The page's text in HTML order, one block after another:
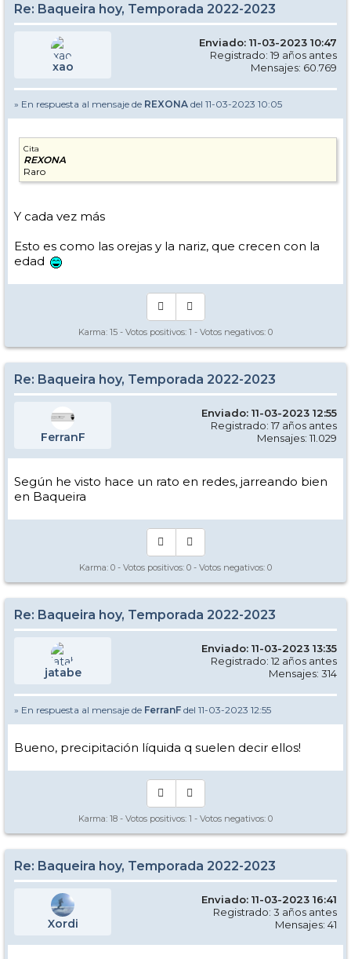
Re: Baqueira hoy, Temporada 2022-2023
xao
Enviado: 11-03-2023 10:47
Registrado: 19 años antes
Mensajes: 60.769
» En respuesta al mensaje de REXONA del 11-03-2023 10:05
Cita
REXONA
Raro
Y cada vez más
Esto es como las orejas y la nariz, que crecen con la
edad
Karma: 15 - Votos positivos: 1 - Votos negativos: 0
Re: Baqueira hoy, Temporada 2022-2023
FerranF
Enviado: 11-03-2023 12:55
Registrado: 17 años antes
Mensajes: 11.029
Según he visto hace un rato en redes, jarreando bien
en Baqueira
Karma: 0 - Votos positivos: 0 - Votos negativos: 0
Re: Baqueira hoy, Temporada 2022-2023
jatabe
Enviado: 11-03-2023 13:35
Registrado: 12 años antes
Mensajes: 314
» En respuesta al mensaje de FerranF del 11-03-2023 12:55
Bueno, precipitación líquida q suelen decir ellos!
Karma: 18 - Votos positivos: 1 - Votos negativos: 0
Re: Baqueira hoy, Temporada 2022-2023
Xordi
Enviado: 11-03-2023 16:41
Registrado: 3 años antes
Mensajes: 41